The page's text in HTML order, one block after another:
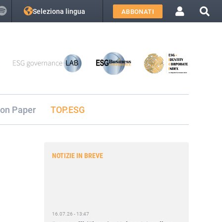
Seleziona lingua ABBONATI
Paper TOP.ESG
NOTIZIE IN BREVE
Romanelli (Fivers): «Nel post Omnibus